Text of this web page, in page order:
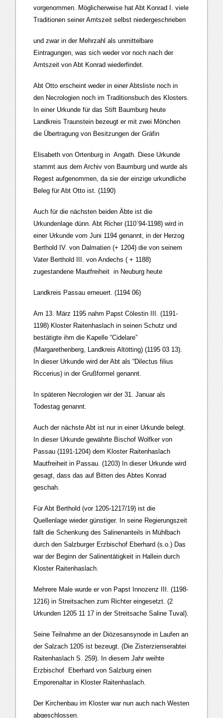
vorgenommen. Möglicherweise hat Abt Konrad I. viele
Traditionen seiner Amtszeit selbst niedergeschrieben
und zwar in der Mehrzahl als unmittelbare
Eintragungen, was sich weder vor noch nach der
Amtszeit von Abt Konrad wiederfindet.
Abt Otto erscheint weder in einer Abtsliste noch in
den Necrologien noch im Traditionsbuch des Klosters.
In einer Urkunde für das Stift Baumburg heute
Landkreis Traunstein bezeugt er mit zwei Mönchen
die Übertragung von Besitzungen der Gräfin
Elisabeth von Ortenburg in Angath. Diese Urkunde
stammt aus dem Archiv von Baumburg und wurde als
Regest aufgenommen, da sie der einzige urkundliche
Beleg für Abt Otto ist. (1190)
Auch für die nächsten beiden Äbte ist die
Urkundenlage dünn. Abt Richer (110´94-1198) wird in
einer Urkunde vom Juni 1194 genannt, in der Herzog
Berthold IV. von Dalmatien (+ 1204) die von seinem
Vater Berthold III. von Andechs ( + 1188)
zugestandene Mautfreiheit in Neuburg heute
Landkreis Passau erneuert. (1194 06)
Am 13. März 1195 nahm Papst Cölestin III. (1191-
1198) Kloster Raitenhaslach in seinen Schutz und
bestätigte ihm die Kapelle “Cidelare”
(Margarethenberg, Landkreis Altötting) (1195 03 13).
In dieser Urkunde wird der Abt als “Dilectus filius
Riccerius) in der Grußformel genannt.
In späteren Necrologien wir der 31. Januar als
Todestag genannt.
Auch der nächste Abt ist nur in einer Urkunde belegt.
In dieser Urkunde gewährte Bischof Wolfker von
Passau (1191-1204) dem Kloster Raitenhaslach
Mautfreiheit in Passau. (1203) In dieser Urkunde wird
gesagt, dass das auf Bitten des Abtes Konrad
geschah.
Für Abt Berthold (vor 1205-1217/19) ist die
Quellenlage wieder günstiger. In seine Regierungszeit
fällt die Schenkung des Salinenanteils in Mühlbach
durch den Salzburger Erzbischof Eberhard (s.o.) Das
war der Beginn der Salinentätigkeit in Hallein durch
Kloster Raitenhaslach.
Mehrere Male wurde er von Papst Innozenz III. (1198-
1216) in Streitsachen zum Richter eingesetzt. (2
Urkunden 1205 11 17 in der Streitsache Saline Tuval).
Seine Teilnahme an der Diözesansynode in Laufen an
der Salzach 1205 ist bezeugt. (Die Zisterzienserabtei
Raitenhaslach S. 259). In diesem Jahr weihte
Erzbischof Eberhard von Salzburg einen
Emporenaltar in Kloster Raitenhaslach.
Der Kirchenbau im Kloster war nun auch nach Westen
abgeschlossen.